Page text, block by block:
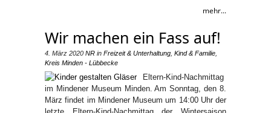
mehr...
Wir machen ein Fass auf!
4. März 2020 NR in Freizeit & Unterhaltung Kind & Familie
Kreis Minden - Lübbecke
Eltern-Kind-Nachmittag
im Mindener Museum Minden. Am Sonntag, den 8.
März findet im Mindener Museum um 14:00 Uhr der